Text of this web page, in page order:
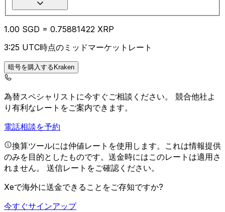
1.00 SGD = 0.75881422 XRP
3:25 UTC時点のミッドマーケットレート
暗号を購入するKraken
為替スペシャリストに今すぐご相談ください。 競合他社よ
り有利なレートをご案内できます。
電話相談を予約
換算ツールには仲値レートを使用します。これは情報提供
のみを目的としたものです。送金時にはこのレートは適用さ
れません。 送信レートをご確認ください。
Xeで海外に送金できることをご存知ですか?
今すぐサインアップ